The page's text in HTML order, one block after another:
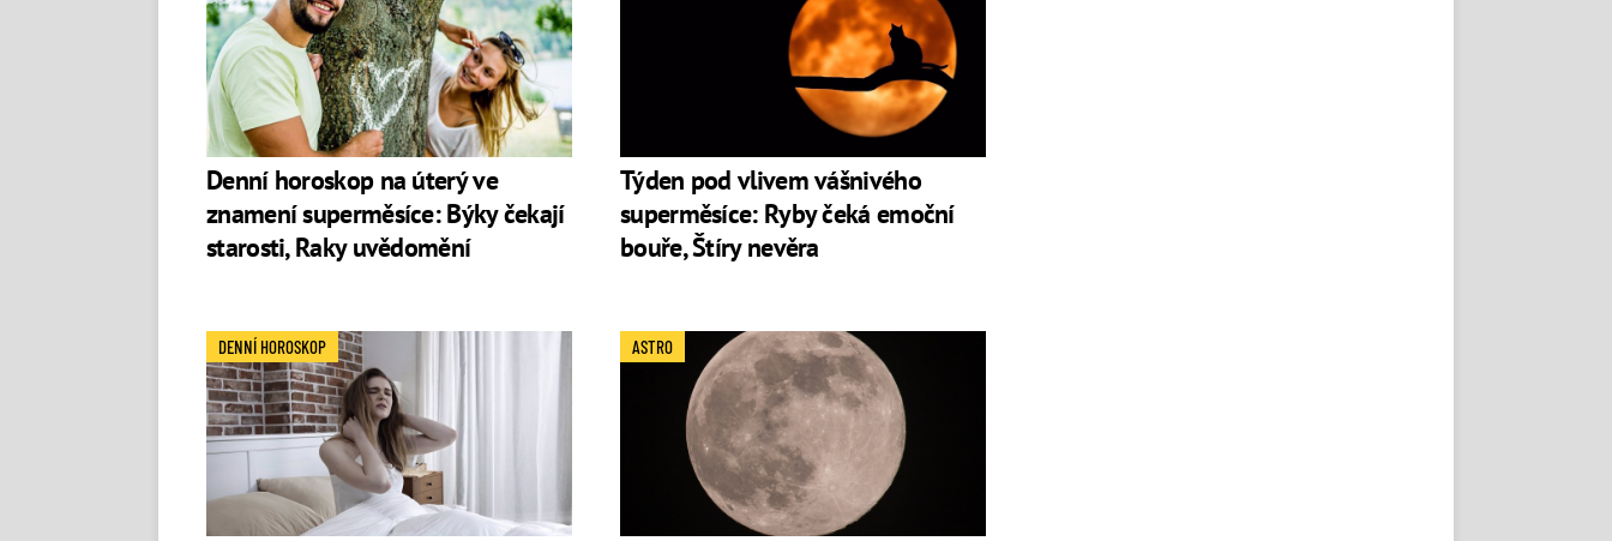
Denní horoskop na úterý ve
znamení superměsíce: Býky čekají
starosti, Raky uvědomění
Týden pod vlivem vášnivého
superměsíce: Ryby čeká emoční
bouře, Štíry nevěra
DENNÍ HOROSKOP ASTRO